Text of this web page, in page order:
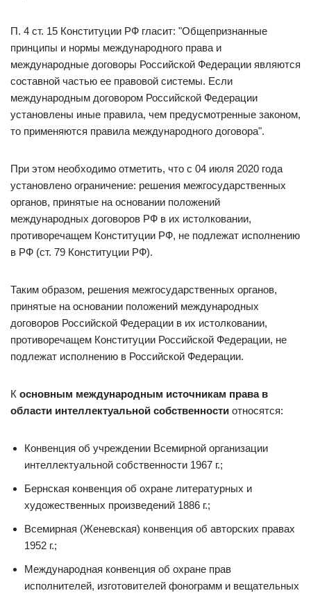
П. 4 ст. 15 Конституции РФ гласит: "Общепризнанные
принципы и нормы международного права и
международные договоры Российской Федерации являются
составной частью ее правовой системы. Если
международным договором Российской Федерации
установлены иные правила, чем предусмотренные законом,
то применяются правила международного договора".
При этом необходимо отметить, что с 04 июля 2020 года
установлено ограничение: решения межгосударственных
органов, принятые на основании положений
международных договоров РФ в их истолковании,
противоречащем Конституции РФ, не подлежат исполнению
в РФ (ст. 79 Конституции РФ).
Таким образом, решения межгосударственных органов,
принятые на основании положений международных
договоров Российской Федерации в их истолковании,
противоречащем Конституции Российской Федерации, не
подлежат исполнению в Российской Федерации.
К основным международным источникам права в
области интеллектуальной собственности относятся:
Конвенция об учреждении Всемирной организации
интеллектуальной собственности 1967 г.;
Бернская конвенция об охране литературных и
художественных произведений 1886 г.;
Всемирная (Женевская) конвенция об авторских правах
1952 г.;
Международная конвенция об охране прав
исполнителей, изготовителей фонограмм и вещательных